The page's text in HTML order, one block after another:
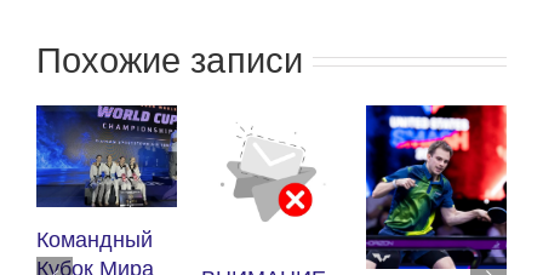
Похожие записи
Командный
Кубок Мира